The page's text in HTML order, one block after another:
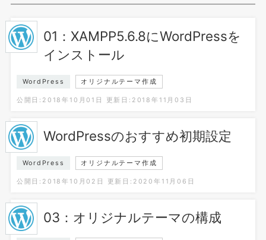
01：XAMPP5.6.8にWordPressを
インストール
WordPress オリジナルテーマ作成
公開日:2018年10月01日 更新日:2018年11月03日
WordPressのおすすめ初期設定
WordPress オリジナルテーマ作成
公開日:2018年10月02日 更新日:2020年11月06日
03：オリジナルテーマの構成